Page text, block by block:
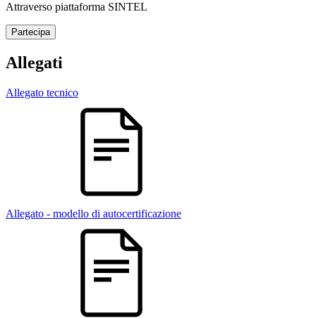
Attraverso piattaforma SINTEL
Partecipa
Allegati
Allegato tecnico
Allegato - modello di autocertificazione